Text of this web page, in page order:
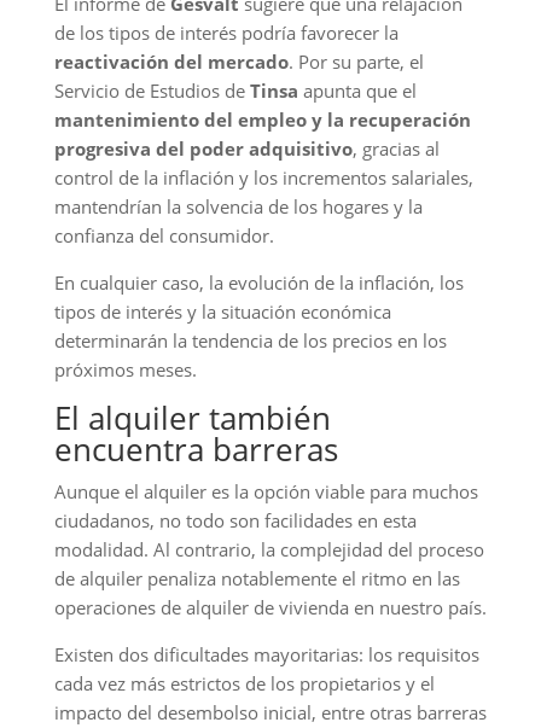
de los tipos de interés podría favorecer la
reactivación del mercado. Por su parte, el
Servicio de Estudios de Tinsa apunta que el
mantenimiento del empleo y la recuperación
progresiva del poder adquisitivo, gracias al
control de la inflación y los incrementos salariales,
mantendrían la solvencia de los hogares y la
confianza del consumidor.
En cualquier caso, la evolución de la inflación, los
tipos de interés y la situación económica
determinarán la tendencia de los precios en los
próximos meses.
El alquiler también
encuentra barreras
Aunque el alquiler es la opción viable para muchos
ciudadanos, no todo son facilidades en esta
modalidad. Al contrario, la complejidad del proceso
de alquiler penaliza notablemente el ritmo en las
operaciones de alquiler de vivienda en nuestro país.
Existen dos dificultades mayoritarias: los requisitos
cada vez más estrictos de los propietarios y el
impacto del desembolso inicial, entre otras barreras